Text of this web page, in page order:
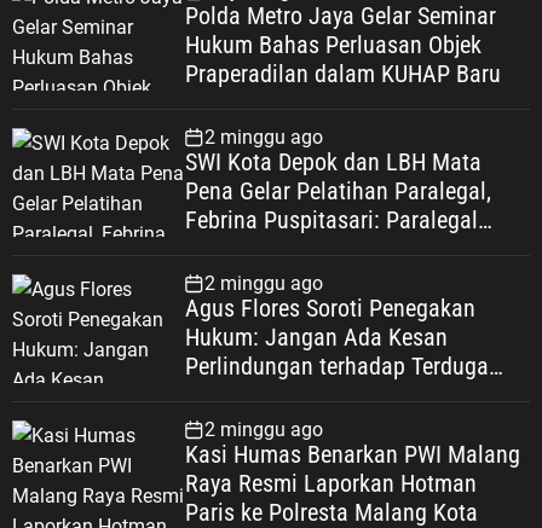
Polda Metro Jaya Gelar Seminar
Hukum Bahas Perluasan Objek
Praperadilan dalam KUHAP Baru
2 minggu ago
SWI Kota Depok dan LBH Mata
Pena Gelar Pelatihan Paralegal,
Febrina Puspitasari: Paralegal
Keadilan Warga Depok
2 minggu ago
Agus Flores Soroti Penegakan
Hukum: Jangan Ada Kesan
Perlindungan terhadap Terduga
Dipertaruhkan
2 minggu ago
Kasi Humas Benarkan PWI Malang
Raya Resmi Laporkan Hotman
Paris ke Polresta Malang Kota